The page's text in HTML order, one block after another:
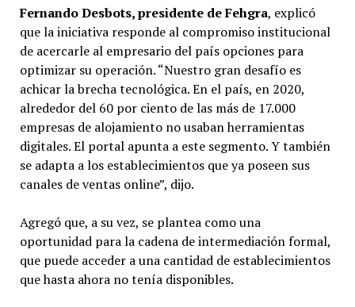
Fernando Desbots, presidente de Fehgra, explicó
que la iniciativa responde al compromiso institucional
de acercarle al empresario del país opciones para
optimizar su operación. “Nuestro gran desafío es
achicar la brecha tecnológica. En el país, en 2020,
alrededor del 60 por ciento de las más de 17.000
empresas de alojamiento no usaban herramientas
digitales. El portal apunta a este segmento. Y también
se adapta a los establecimientos que ya poseen sus
canales de ventas online”, dijo.
Agregó que, a su vez, se plantea como una
oportunidad para la cadena de intermediación formal,
que puede acceder a una cantidad de establecimientos
que hasta ahora no tenía disponibles.